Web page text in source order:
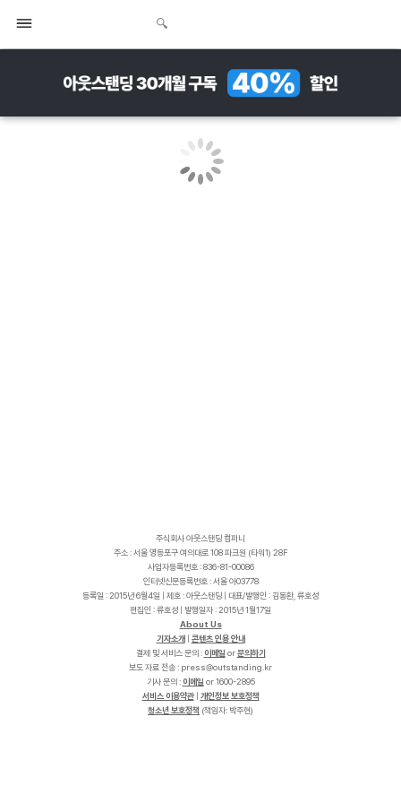
주식회사 아웃스탠딩 컴퍼니
주소 : 서울 영등포구 여의대로 108 파크원 (타워1) 28F
사업자등록번호 : 836-81-00086
인터넷신문등록번호 : 서울 아03778
등록일 : 2015년 6월4일 | 제호 : 아웃스탠딩 | 대표/발행인 : 김동환, 류호성
편집인 : 류호성 | 발행일자 : 2015년 1월17일
About Us
기자소개
콘텐츠 인용 안내
결제 및 서비스 문의 : 이메일 or문의하기
보도 자료 전송 :
r
k
.
g
n
i
d
n
a
t
s
t
u
o
@
s
s
e
r
p
기사 문의 : 이메일 or 1600-2895
서비스 이용약관| 개인정보 보호정책
청소년 보호정책 (책임자: 박주현)